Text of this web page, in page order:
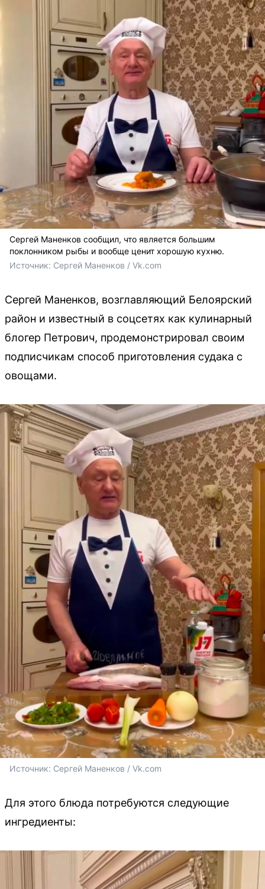
Сергей Маненков сообщил, что является большим
поклонником рыбы и вообще ценит хорошую кухню.
Источник: Сергей Маненков / Vk.com
Сергей Маненков, возглавляющий Белоярский
район и известный в соцсетях как кулинарный
блогер Петрович, продемонстрировал своим
подписчикам способ приготовления судака с
овощами.
Источник: Сергей Маненков / Vk.com
Для этого блюда потребуются следующие
ингредиенты: